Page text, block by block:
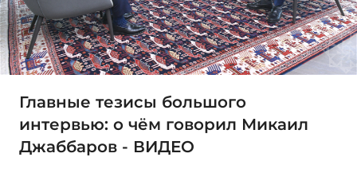
Главные тезисы большого
интервью: о чём говорил Микаил
Джаббаров - ВИДЕО